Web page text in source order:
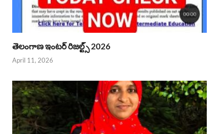
తెలంగాణ ఇంటర్ రిజల్ట్స్ 2026
April 11, 2026